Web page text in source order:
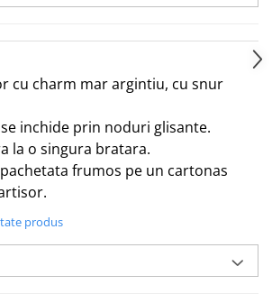
cu charm mar argintiu, cu snur
inchide prin noduri glisante.
la o singura bratara.
frumos pe un cartonas
produs